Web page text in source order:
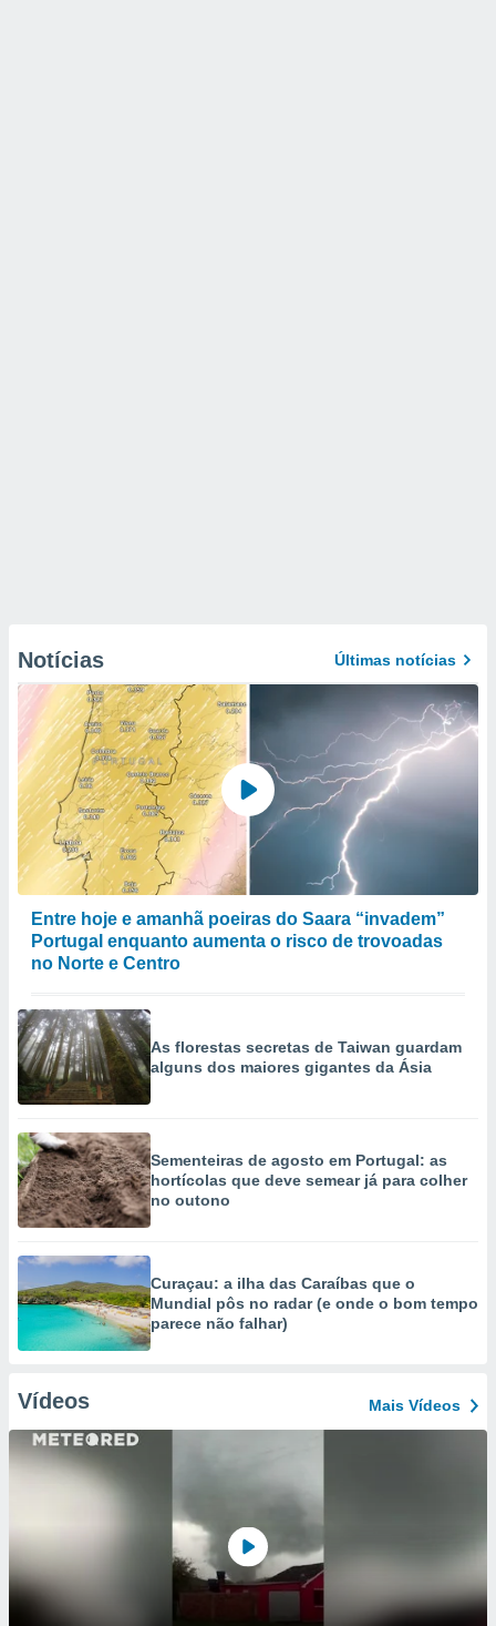
Notícias Últimas notícias
Entre hoje e amanhã poeiras do Saara “invadem”
Portugal enquanto aumenta o risco de trovoadas
no Norte e Centro
As florestas secretas de Taiwan guardam
alguns dos maiores gigantes da Ásia
Sementeiras de agosto em Portugal: as
hortícolas que deve semear já para colher
no outono
Curaçau: a ilha das Caraíbas que o
Mundial pôs no radar (e onde o bom tempo
parece não falhar)
Vídeos Mais Vídeos